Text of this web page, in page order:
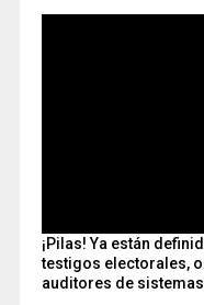
¡Pilas! Ya están
testigos electorales,
auditores de